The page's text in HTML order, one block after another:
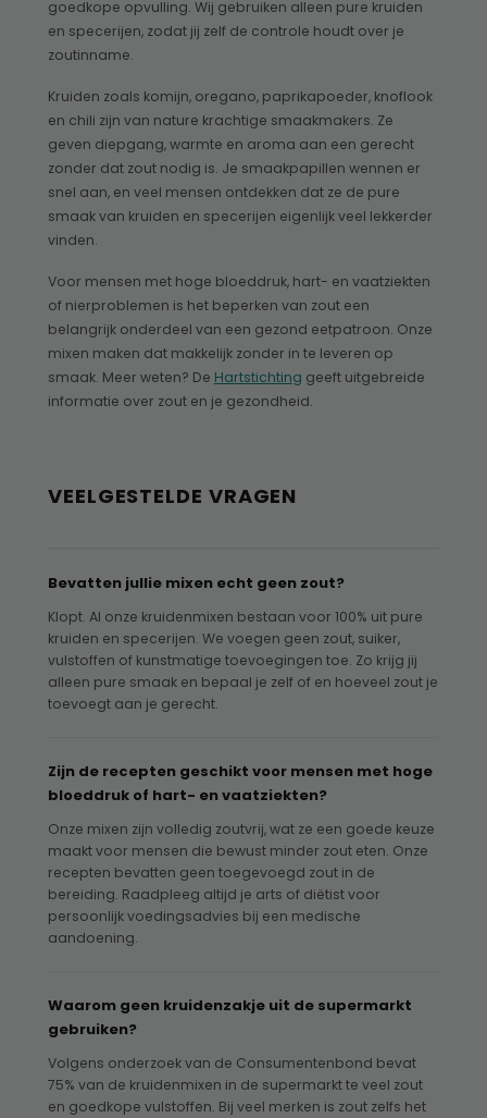
goedkope opvulling. Wij gebruiken alleen pure kruiden
en specerijen, zodat jij zelf de controle houdt over je
zoutinname.
Kruiden zoals komijn, oregano, paprikapoeder, knoflook
en chili zijn van nature krachtige smaakmakers. Ze
geven diepgang, warmte en aroma aan een gerecht
zonder dat zout nodig is. Je smaakpapillen wennen er
snel aan, en veel mensen ontdekken dat ze de pure
smaak van kruiden en specerijen eigenlijk veel lekkerder
vinden.
Voor mensen met hoge bloeddruk, hart- en vaatziekten
of nierproblemen is het beperken van zout een
belangrijk onderdeel van een gezond eetpatroon. Onze
mixen maken dat makkelijk zonder in te leveren op
smaak. Meer weten? De Hartstichting geeft uitgebreide
informatie over zout en je gezondheid.
VEELGESTELDE VRAGEN
Bevatten jullie mixen echt geen zout?
Klopt. Al onze kruidenmixen bestaan voor 100% uit pure
kruiden en specerijen. We voegen geen zout, suiker,
vulstoffen of kunstmatige toevoegingen toe. Zo krijg jij
alleen pure smaak en bepaal je zelf of en hoeveel zout je
toevoegt aan je gerecht.
Zijn de recepten geschikt voor mensen met hoge
bloeddruk of hart- en vaatziekten?
Onze mixen zijn volledig zoutvrij, wat ze een goede keuze
maakt voor mensen die bewust minder zout eten. Onze
recepten bevatten geen toegevoegd zout in de
bereiding. Raadpleeg altijd je arts of diëtist voor
persoonlijk voedingsadvies bij een medische
aandoening.
Waarom geen kruidenzakje uit de supermarkt
gebruiken?
Volgens onderzoek van de Consumentenbond bevat
75% van de kruidenmixen in de supermarkt te veel zout
en goedkope vulstoffen. Bij veel merken is zout zelfs het